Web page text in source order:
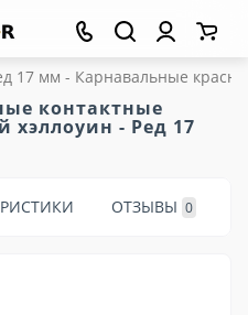
17 мм - Карнавальные
контактные
хэллоуин - Ред 17
ОТЗЫВЫ 0